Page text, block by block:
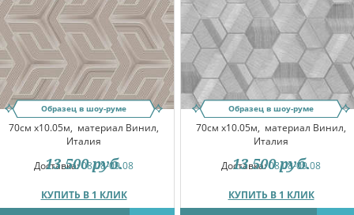
Образец в шоу-руме
70см x10.05м, материал Винил,
Италия
Доставка:08.08-09.08
КУПИТЬ В 1 КЛИК
13 500 руб.
Образец в шоу-руме
70см x10.05м, материал Винил,
Италия
Доставка:08.08-09.08
КУПИТЬ В 1 КЛИК
13 500 руб.